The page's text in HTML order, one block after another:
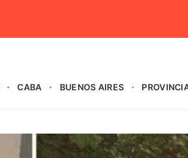
CABA BUENOS AIRES